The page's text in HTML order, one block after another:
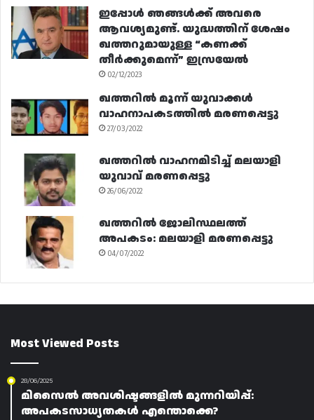
ഇപ്പോൾ ഞങ്ങൾക്ക് അവരെ
ആവശ്യമുണ്ട്. യുദ്ധത്തിന് ശേഷം
ഖത്തറുമായുള്ള “കണക്ക്
തീർക്കുമെന്ന്” ഇസ്രയേൽ
02/12/2023
ഖത്തറിൽ മൂന്ന് യുവാക്കൾ
വാഹനാപകടത്തിൽ മരണപ്പെട്ടു
27/03/2022
ഖത്തറിൽ വാഹനമിടിച്ച് മലയാളി
യുവാവ് മരണപ്പെട്ടു
26/06/2022
ഖത്തറിൽ ജോലിസ്ഥലത്ത്
അപകടം: മലയാളി മരണപ്പെട്ടു
04/07/2022
Most Viewed Posts
28/06/2025
മിസൈൽ അവശിഷ്ടങ്ങളിൽ മുന്നറിയിപ്പ്:
അപകടസാധ്യതകൾ എന്തൊക്കെ?